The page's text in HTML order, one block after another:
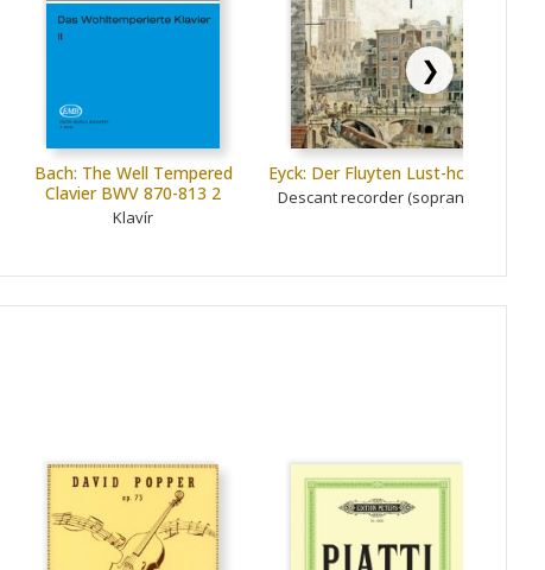
Bach: The Well Tempered
Clavier BWV 870-813 2
Klavír
Eyck: Der Fluyten Lust-hof 1
Descant recorder (soprano)
❯